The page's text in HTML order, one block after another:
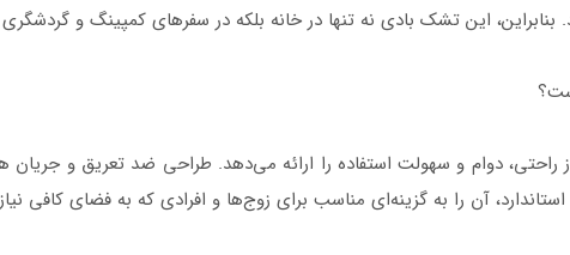
این تشک بادی نه تنها در خانه بلکه در سفرهای کمپینگ و گردشگری
دوام و سهولت استفاده را ارائه می‌دهد. طراحی ضد تعریق و جریان
آن را به گزینه‌ای مناسب برای زوج‌ها و افرادی که به فضای کافی